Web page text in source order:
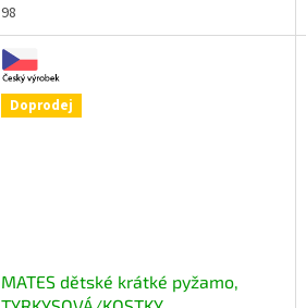
98
Doprodej
MATES dětské krátké pyžamo,